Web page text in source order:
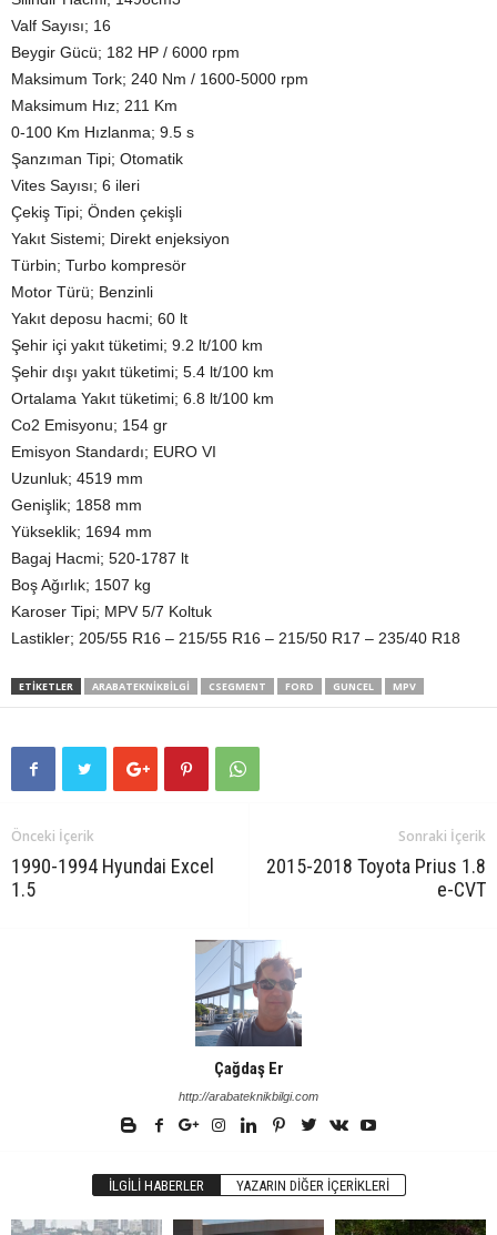
Valf Sayısı; 16
Beygir Gücü; 182 HP / 6000 rpm
Maksimum Tork; 240 Nm / 1600-5000 rpm
Maksimum Hız; 211 Km
0-100 Km Hızlanma; 9.5 s
Şanzıman Tipi; Otomatik
Vites Sayısı; 6 ileri
Çekiş Tipi; Önden çekişli
Yakıt Sistemi; Direkt enjeksiyon
Türbin; Turbo kompresör
Motor Türü; Benzinli
Yakıt deposu hacmi; 60 lt
Şehir içi yakıt tüketimi; 9.2 lt/100 km
Şehir dışı yakıt tüketimi; 5.4 lt/100 km
Ortalama Yakıt tüketimi; 6.8 lt/100 km
Co2 Emisyonu; 154 gr
Emisyon Standardı; EURO VI
Uzunluk; 4519 mm
Genişlik; 1858 mm
Yükseklik; 1694 mm
Bagaj Hacmi; 520-1787 lt
Boş Ağırlık; 1507 kg
Karoser Tipi; MPV 5/7 Koltuk
Lastikler; 205/55 R16 – 215/55 R16 – 215/50 R17 – 235/40 R18
ETIKETLER ARABATEKNIKBILGI CSEGMENT FORD GUNCEL MPV
Önceki İçerik
1990-1994 Hyundai Excel
1.5
Sonraki İçerik
2015-2018 Toyota Prius 1.8
e-CVT
Çağdaş Er
http://arabateknikbilgi.com
İLGILI HABERLER YAZARIN DIĞER İÇERIKLERI